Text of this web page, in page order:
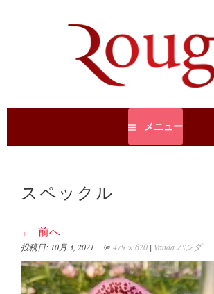
移
ROUGE JAPAN
ROUGE JAPAN
メニュー
スペックル
前へ
投稿日: 10月 3, 2021 @479 × 620 | Vanda バンダ